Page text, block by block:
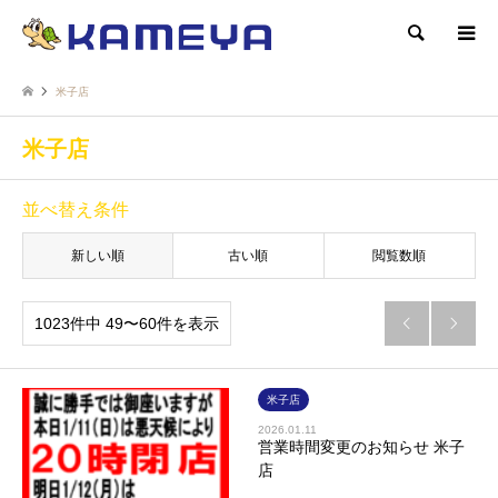
検索
米子店
米子店
並べ替え条件
新しい順 古い順 閲覧数順
1023件中 49〜60件を表示  
米子店
2026.01.11
営業時間変更のお知らせ 米子
店